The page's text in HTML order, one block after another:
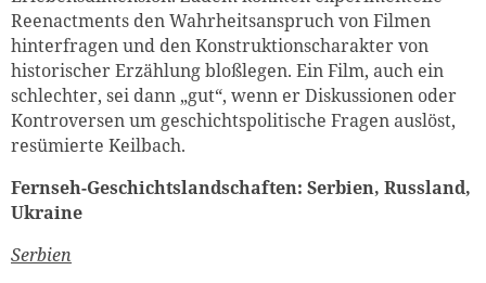
Reenactments den Wahrheitsanspruch von Filmen
hinterfragen und den Konstruktionscharakter von
historischer Erzählung bloßlegen. Ein Film, auch ein
schlechter, sei dann „gut“, wenn er Diskussionen oder
Kontroversen um geschichtspolitische Fragen auslöst,
resümierte Keilbach.
Fernseh-Geschichtslandschaften: Serbien, Russland,
Ukraine
Serbien